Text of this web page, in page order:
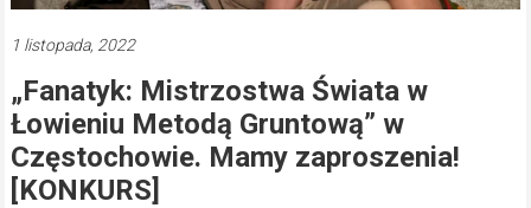
1 listopada, 2022
„Fanatyk: Mistrzostwa Świata w
Łowieniu Metodą Gruntową” w
Częstochowie. Mamy zaproszenia!
[KONKURS]